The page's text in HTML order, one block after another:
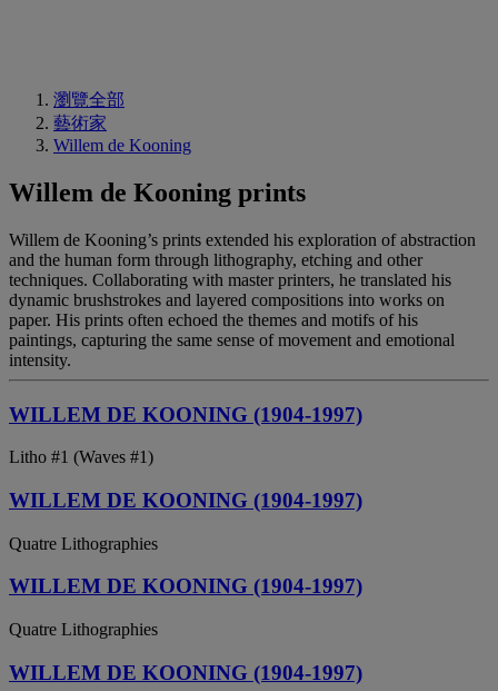
瀏覽全部
藝術家
Willem de Kooning
Willem de Kooning prints
Willem de Kooning’s prints extended his exploration of abstraction
and the human form through lithography, etching and other
techniques. Collaborating with master printers, he translated his
dynamic brushstrokes and layered compositions into works on
paper. His prints often echoed the themes and motifs of his
paintings, capturing the same sense of movement and emotional
intensity.
WILLEM DE KOONING (1904-1997)
Litho #1 (Waves #1)
WILLEM DE KOONING (1904-1997)
Quatre Lithographies
WILLEM DE KOONING (1904-1997)
Quatre Lithographies
WILLEM DE KOONING (1904-1997)